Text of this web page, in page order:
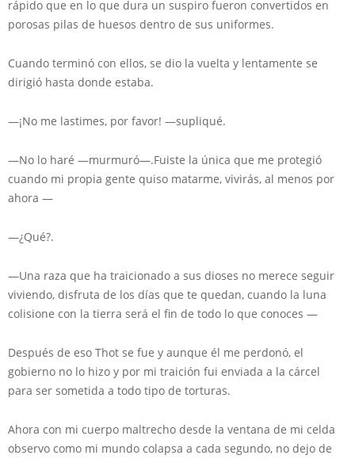
rápido que en lo que dura un suspiro fueron convertidos en
porosas pilas de huesos dentro de sus uniformes.
Cuando terminó con ellos, se dio la vuelta y lentamente se
dirigió hasta donde estaba.
—¡No me lastimes, por favor! —supliqué.
—No lo haré —murmuró—.Fuiste la única que me protegió
cuando mi propia gente quiso matarme, vivirás, al menos por
ahora —
—¿Qué?.
—Una raza que ha traicionado a sus dioses no merece seguir
viviendo, disfruta de los días que te quedan, cuando la luna
colisione con la tierra será el fin de todo lo que conoces —
Después de eso Thot se fue y aunque él me perdonó, el
gobierno no lo hizo y por mi traición fui enviada a la cárcel
para ser sometida a todo tipo de torturas.
Ahora con mi cuerpo maltrecho desde la ventana de mi celda
observo como mi mundo colapsa a cada segundo, no dejo de